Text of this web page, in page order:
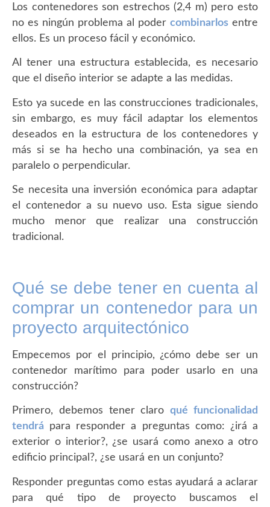
Los contenedores son estrechos(2,4 m) pero esto
no es ningún problema al poder combinarlos entre
ellos. Es un proceso fácil y económico.
Al tener una estructura establecida, es necesario
que el diseño interior se adapte a las medidas.
Esto ya sucede en las construcciones tradicionales,
sin embargo, es muy fácil adaptar los elementos
deseados en la estructura de los contenedores y
más si se ha hecho una combinación, ya sea en
paralelo o perpendicular.
Se necesita una inversión económica para adaptar
el contenedor a su nuevo uso. Esta sigue siendo
mucho menor que realizar una construcción
tradicional.
Qué se debe tener en cuenta al
comprar un contenedor para un
proyecto arquitectónico
Empecemos por el principio, ¿cómo debe ser un
contenedor marítimo para poder usarlo en una
construcción?
Primero, debemos tener claroqué funcionalidad
tendrá para responder a preguntas como: ¿irá a
exterior o interior?, ¿se usará como anexo a otro
edificio principal?, ¿se usará en un conjunto?
Responder preguntas como estas ayudará a aclarar
para qué tipo de proyecto buscamos el